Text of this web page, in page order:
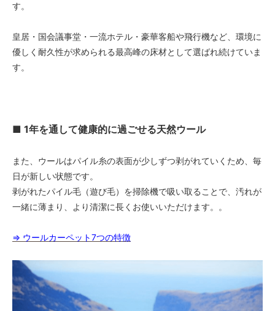
す。
皇居・国会議事堂・一流ホテル・豪華客船や飛行機など、環境に
優しく耐久性が求められる最高峰の床材として選ばれ続けていま
す。
■ 1年を通して健康的に過ごせる天然ウール
また、ウールはパイル糸の表面が少しずつ剥がれていくため、毎
日が新しい状態です。
剥がれたパイル毛（遊び毛）を掃除機で吸い取ることで、汚れが
一緒に薄まり、より清潔に長くお使いいただけます。。
⇒ ウールカーペット7つの特徴